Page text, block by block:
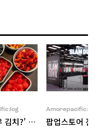
교 분석
김치?' 시대는 끝났다.
Amorepacific:log
팝업스토어 전